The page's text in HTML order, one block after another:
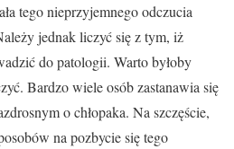
tego nieprzyjemnego odczucia
jednak liczyć się z tym, iż
do patologii. Warto byłoby
Bardzo wiele osób zastanawia się
o chłopaka. Na szczęście,
na pozbycie się tego